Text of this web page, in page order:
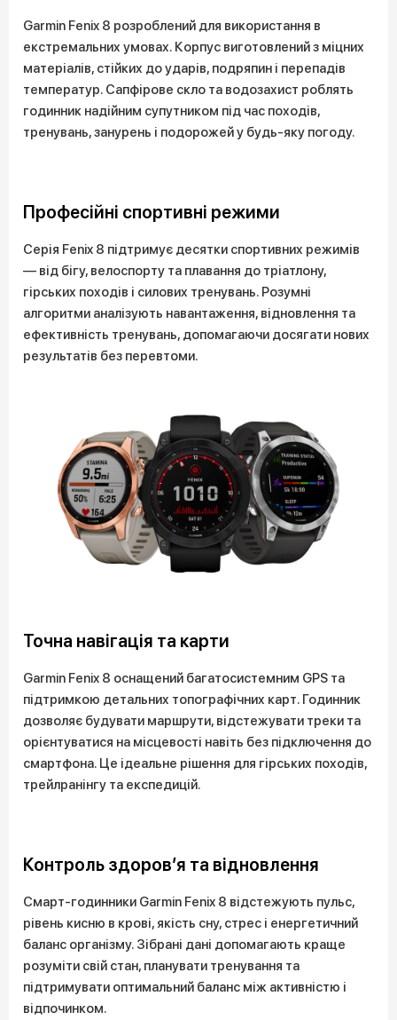
Garmin Fenix 8 розроблений для використання в
екстремальних умовах. Корпус виготовлений з міцних
матеріалів, стійких до ударів, подряпин і перепадів
температур. Сапфірове скло та водозахист роблять
годинник надійним супутником під час походів,
тренувань, занурень і подорожей у будь-яку погоду.
Професійні спортивні режими
Серія Fenix 8 підтримує десятки спортивних режимів
— від бігу, велоспорту та плавання до тріатлону,
гірських походів і силових тренувань. Розумні
алгоритми аналізують навантаження, відновлення та
ефективність тренувань, допомагаючи досягати нових
результатів без перевтоми.
Точна навігація та карти
Garmin Fenix 8 оснащений багатосистемним GPS та
підтримкою детальних топографічних карт. Годинник
дозволяє будувати маршрути, відстежувати треки та
орієнтуватися на місцевості навіть без підключення до
смартфона. Це ідеальне рішення для гірських походів,
трейлранінгу та експедицій.
Контроль здоров’я та відновлення
Смарт-годинники Garmin Fenix 8 відстежують пульс,
рівень кисню в крові, якість сну, стрес і енергетичний
баланс організму. Зібрані дані допомагають краще
розуміти свій стан, планувати тренування та
підтримувати оптимальний баланс між активністю і
відпочинком.